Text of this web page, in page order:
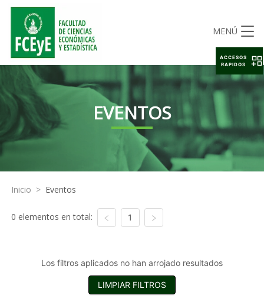
MENÚ
EVENTOS
Inicio > Eventos
0 elementos en total: 1
Los filtros aplicados no han arrojado resultados
LIMPIAR FILTROS
ACCESOS
RAPIDOS